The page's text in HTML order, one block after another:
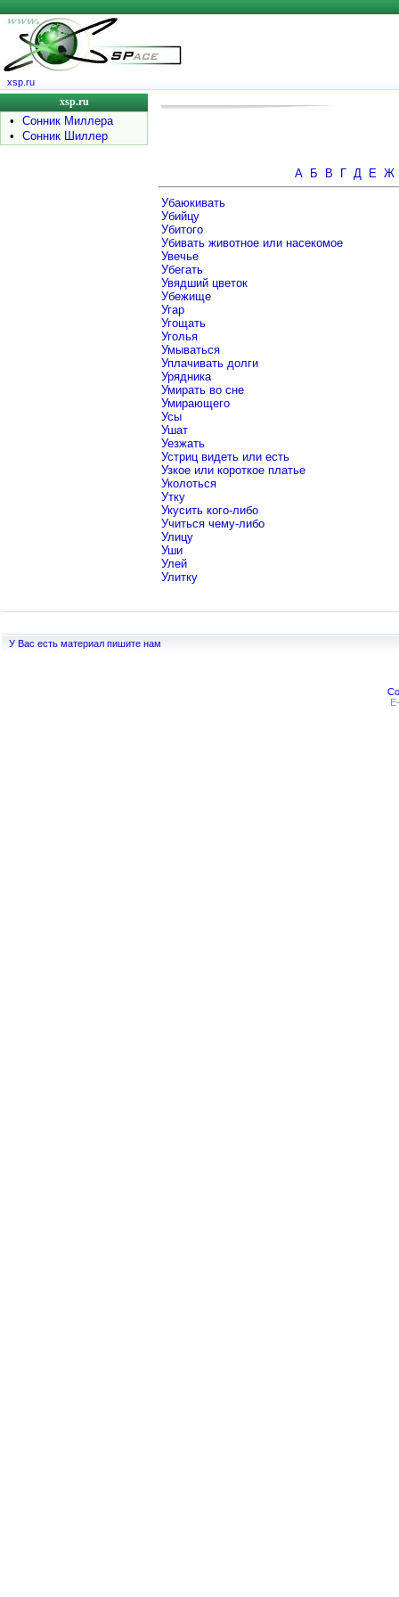
xsp.ru
xsp.ru
•
Сонник Миллера
•
Сонник Шиллер
А Б В Г Д Е Ж
Убаюкивать
Убийцу
Убитого
Убивать животное или насекомое
Увечье
Убегать
Увядший цветок
Убежище
Угар
Угощать
Уголья
Умываться
Уплачивать долги
Урядника
Умирать во сне
Умирающего
Усы
Ушат
Уезжать
Устриц видеть или есть
Узкое или короткое платье
Уколоться
Утку
Укусить кого-либо
Учиться чему-либо
Улицу
Уши
Улей
Улитку
У Вас есть материал пишите нам